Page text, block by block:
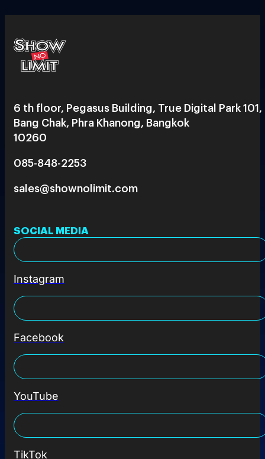
6 th floor, Pegasus Building, True Digital Park 101,
Bang Chak, Phra Khanong, Bangkok
10260
085-848-2253
sales@shownolimit.com
SOCIAL MEDIA
Instagram
Facebook
YouTube
TikTok